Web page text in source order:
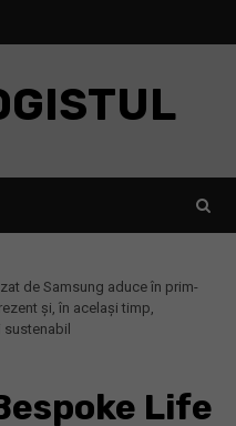
de Samsung aduce în prim-
și, în același timp,
Life